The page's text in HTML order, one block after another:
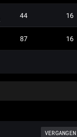
44 16
87 16
VERGANGEN